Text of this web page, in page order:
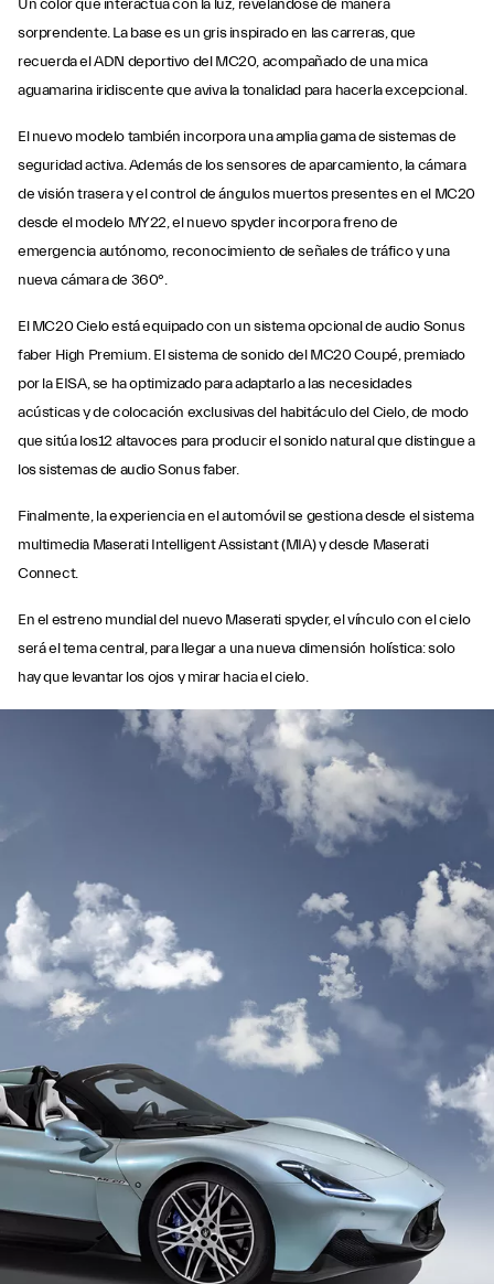
Un color que interactúa con la luz, revelándose de manera
sorprendente. La base es un gris inspirado en las carreras, que
recuerda el ADN deportivo del MC20, acompañado de una mica
aguamarina iridiscente que aviva la tonalidad para hacerla excepcional.
El nuevo modelo también incorpora una amplia gama de sistemas de
seguridad activa. Además de los sensores de aparcamiento, la cámara
de visión trasera y el control de ángulos muertos presentes en el MC20
desde el modelo MY22, el nuevo spyder incorpora freno de
emergencia autónomo, reconocimiento de señales de tráfico y una
nueva cámara de 360°.
El MC20 Cielo está equipado con un sistema opcional de audio Sonus
faber High Premium. El sistema de sonido del MC20 Coupé, premiado
por la EISA, se ha optimizado para adaptarlo a las necesidades
acústicas y de colocación exclusivas del habitáculo del Cielo, de modo
que sitúa los12 altavoces para producir el sonido natural que distingue a
los sistemas de audio Sonus faber.
Finalmente, la experiencia en el automóvil se gestiona desde el sistema
multimedia Maserati Intelligent Assistant (MIA) y desde Maserati
Connect.
En el estreno mundial del nuevo Maserati spyder, el vínculo con el cielo
será el tema central, para llegar a una nueva dimensión holística: solo
hay que levantar los ojos y mirar hacia el cielo.